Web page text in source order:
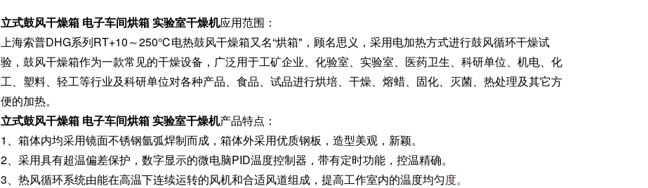
立式鼓风干燥箱 电子车间烘箱 实验室干燥机应用范围：
上海索普DHG系列RT+10～250℃电热鼓风干燥箱又名“烘箱"，顾名思义，采用电加热方式进行鼓风循环干燥试
验，鼓风干燥箱作为一款常见的干燥设备，广泛用于工矿企业、化验室、实验室、医药卫生、科研单位、机电、化
工、塑料、轻工等行业及科研单位对各种产品、食品、试品进行烘培、干燥、熔蜡、固化、灭菌、热处理及其它方
便的加热。
立式鼓风干燥箱 电子车间烘箱 实验室干燥机产品特点：
1、箱体内均采用镜面不锈钢氩弧焊制而成，箱体外采用优质钢板，造型美观，新颖。
2、采用具有超温偏差保护，数字显示的微电脑PID温度控制器，带有定时功能，控温精确。
3、热风循环系统由能在高温下连续运转的风机和合适风道组成，提高工作室内的温度均匀度。